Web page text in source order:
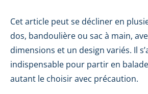
Cet article peut se décliner en
dos, bandoulière ou sac à main,
dimensions et un design variés. Il
indispensable pour partir en
autant le choisir avec précaution.